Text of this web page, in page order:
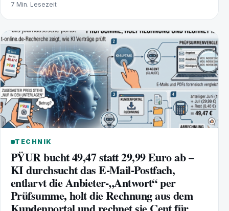
7 Min. Lesezeit
TECHNIK
PŸUR bucht 49,47 statt 29,99 Euro ab –
KI durchsucht das E-Mail-Postfach,
entlarvt die Anbieter-„Antwort“ per
Prüfsumme, holt die Rechnung aus dem